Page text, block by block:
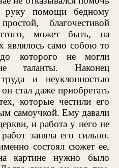
руку помощи бедному
благочестивой
может быть, на
являлось само собою то
которого не могли
таланты. Наконец
и неуклонностью
стал даже приобретать
которые честили его
самоучкой. Ему давали
и работа у него не
заняла его сильно.
состоял сюжет ее,
картине нужно было